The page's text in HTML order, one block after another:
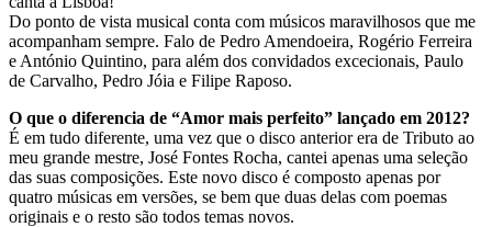
Do ponto de vista musical conta com músicos maravilhosos que me
acompanham sempre. Falo de Pedro Amendoeira, Rogério Ferreira
e António Quintino, para além dos convidados excecionais, Paulo
de Carvalho, Pedro Jóia e Filipe Raposo.
O que o diferencia de “Amor mais perfeito” lançado em 2012?
É em tudo diferente, uma vez que o disco anterior era de Tributo ao
meu grande mestre, José Fontes Rocha, cantei apenas uma seleção
das suas composições. Este novo disco é composto apenas por
quatro músicas em versões, se bem que duas delas com poemas
originais e o resto são todos temas novos.